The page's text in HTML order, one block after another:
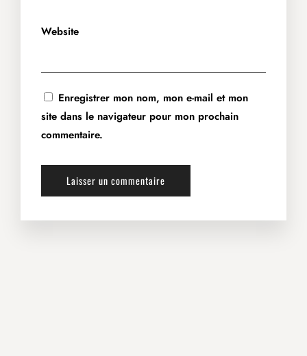
Website
Enregistrer mon nom, mon e-mail et mon
site dans le navigateur pour mon prochain
commentaire.